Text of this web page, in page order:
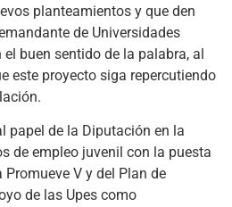
planteamientos y que den
de Universidades
el buen sentido de la palabra, al
este proyecto siga repercutiendo
papel de la Diputación en la
de empleo juvenil con la puesta
V y del Plan de
de las Upes como